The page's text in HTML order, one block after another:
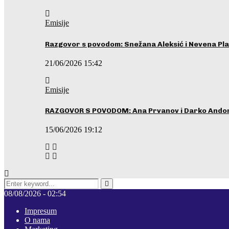
Emisije
Razgovor s povodom: Snežana Aleksić i Nevena
21/06/2026 15:42
Emisije
RAZGOVOR S POVODOM: Ana Prvanov i Darko
15/06/2026 19:12
Search
for:
Pretraga
08/08/2026 - 02:54
Impresum
O nama